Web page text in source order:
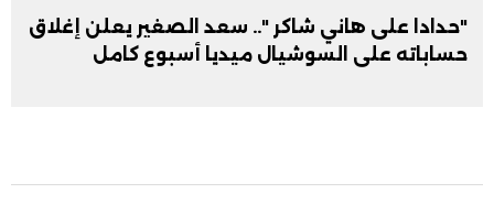
"حدادا على هاني شاكر ".. سعد الصغير يعلن إغلاق
حساباته على السوشيال ميديا أسبوع كامل